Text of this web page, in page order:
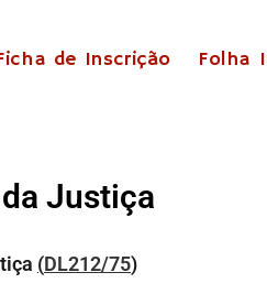
de Inscrição Folha
Justiça
(DL212/75)